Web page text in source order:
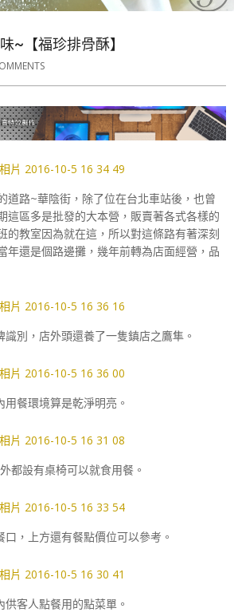
~【福珍排骨酥】
道路~華陰街，除了位在台北車站後，也曾
這區多是批發的大本營，販賣著各式各樣的
的教室因為就在這，所以對這條路有著深刻
年還是個路邊攤，幾年前轉為店面經營，品
別，店外頭還養了一隻鎮店之鷹隼。
用餐環境算是乾淨明亮。
都設有桌椅可以就食用餐。
口，上方還有餐點價位可以參考。
供客人點餐用的點菜單。